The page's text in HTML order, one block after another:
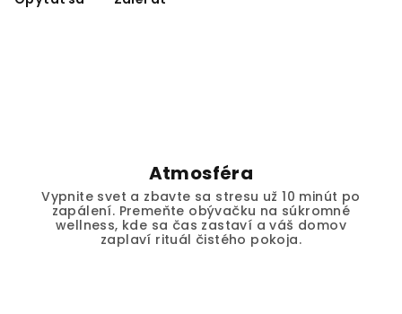
Atmosféra
Vypnite svet a zbavte sa stresu už 10 minút po
zapálení. Premeňte obývačku na súkromné
wellness, kde sa čas zastaví a váš domov
zaplaví rituál čistého pokoja.